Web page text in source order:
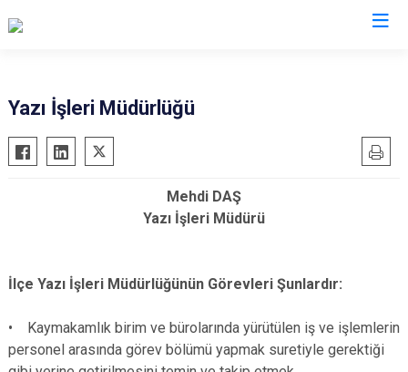
Adalar
Avcılar
Bayrampaşa
Beykoz
Güngören
Kadıköy
Kartal
Maltepe
Arnavutköy
Başakşehir
Yazı İşleri Müdürlüğü
Mehdi DAŞ
Yazı İşleri Müdürü
İlçe Yazı İşleri Müdürlüğünün Görevleri Şunlardır:
• Kaymakamlık birim ve bürolarında yürütülen iş ve işlemlerin
personel arasında görev bölümü yapmak suretiyle gerektiği